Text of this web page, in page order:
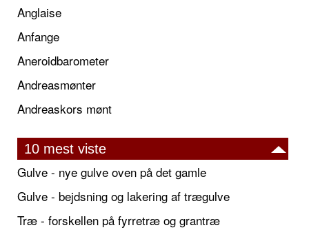
Anglaise
Anfange
Aneroidbarometer
Andreasmønter
Andreaskors mønt
10 mest viste
Gulve - nye gulve oven på det gamle
Gulve - bejdsning og lakering af trægulve
Træ - forskellen på fyrretræ og grantræ